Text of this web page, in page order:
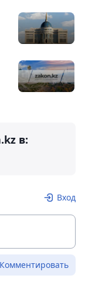
в:
Вход
Комментировать